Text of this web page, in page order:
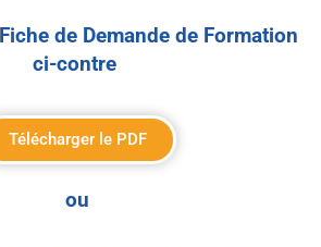
de Demande de Formation
ci-contre
Télécharger le PDF
ou